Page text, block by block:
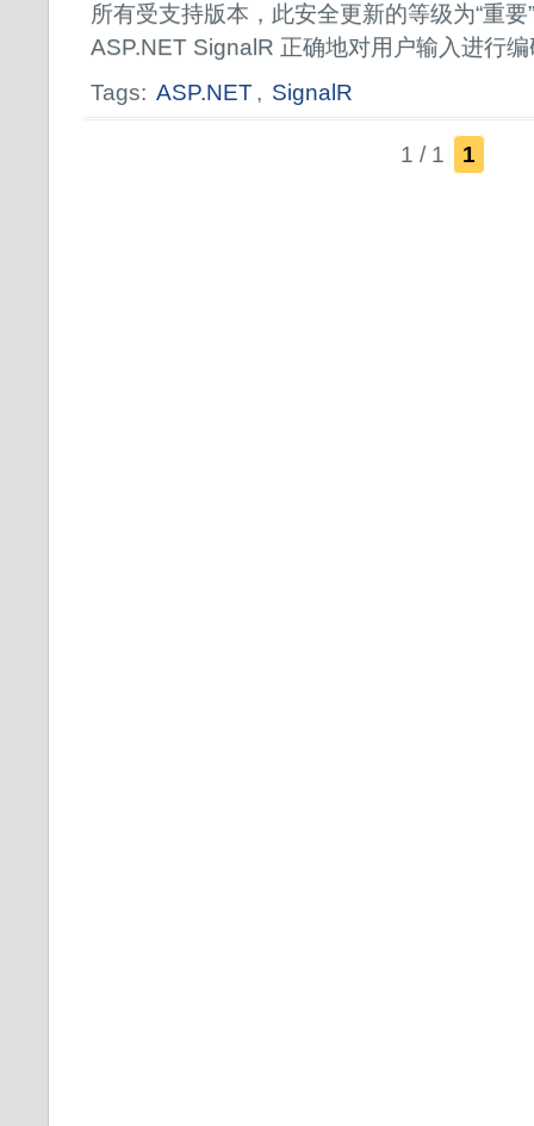
所有受支持版本，此安全更新的等级为“重
ASP.NET SignalR 正确地对用户输入进行
Tags: ASP.NET, SignalR
1 / 1 1